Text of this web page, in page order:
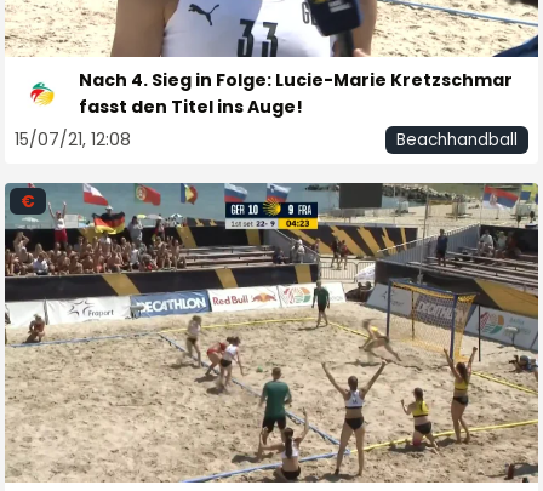
Nach 4. Sieg in Folge: Lucie-Marie Kretzschmar
fasst den Titel ins Auge!
15/07/21, 12:08
Beachhandball
€